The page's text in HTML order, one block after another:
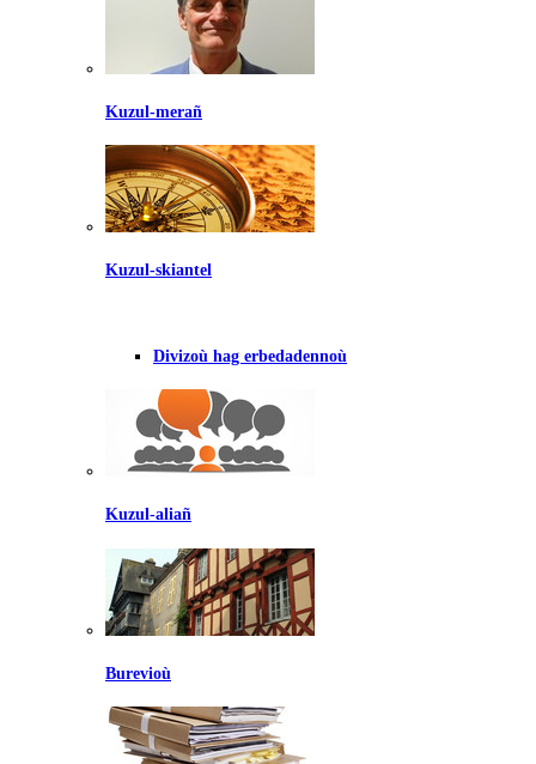
Kuzul-merañ
Kuzul-skiantel
Divizoù hag erbedadennoù
Kuzul-aliañ
Burevioù